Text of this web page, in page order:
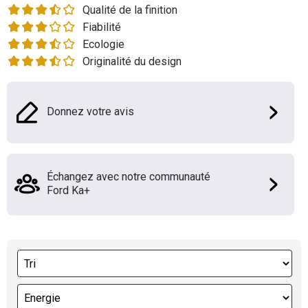
Moto
Marques
Qualité de la finition
Fiabilité
Ecologie
Originalité du design
Donnez votre avis
Échangez avec notre communauté
Ford Ka+